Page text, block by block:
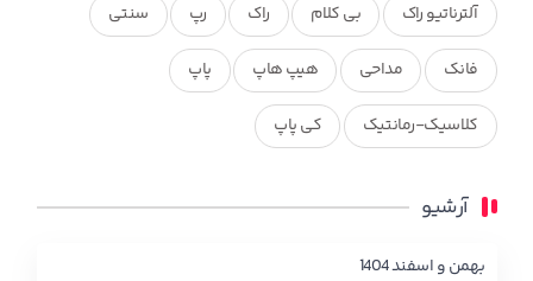
آلترناتیو راک بی کلام راک رپ سنتی
فانک مداحی هیپ هاپ پاپ
کلاسیک-رمانتیک کی پاپ
آرشیو
بهمن و اسفند 1404